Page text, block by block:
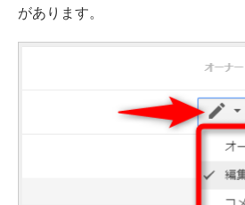
があります。